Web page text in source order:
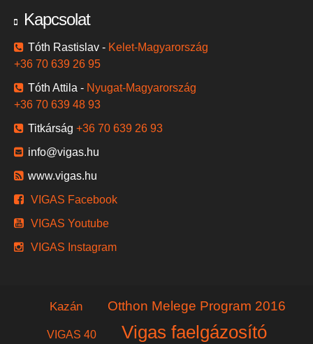
Kapcsolat
Tóth Rastislav - Kelet-Magyarország
+36 70 639 26 95
Tóth Attila - Nyugat-Magyarország
+36 70 639 48 93
Titkárság +36 70 639 26 93
info@vigas.hu
www.vigas.hu
VIGAS Facebook
VIGAS Youtube
VIGAS Instagram
Kazán Otthon Melege Program 2016
VIGAS 40 Vigas faelgázosító